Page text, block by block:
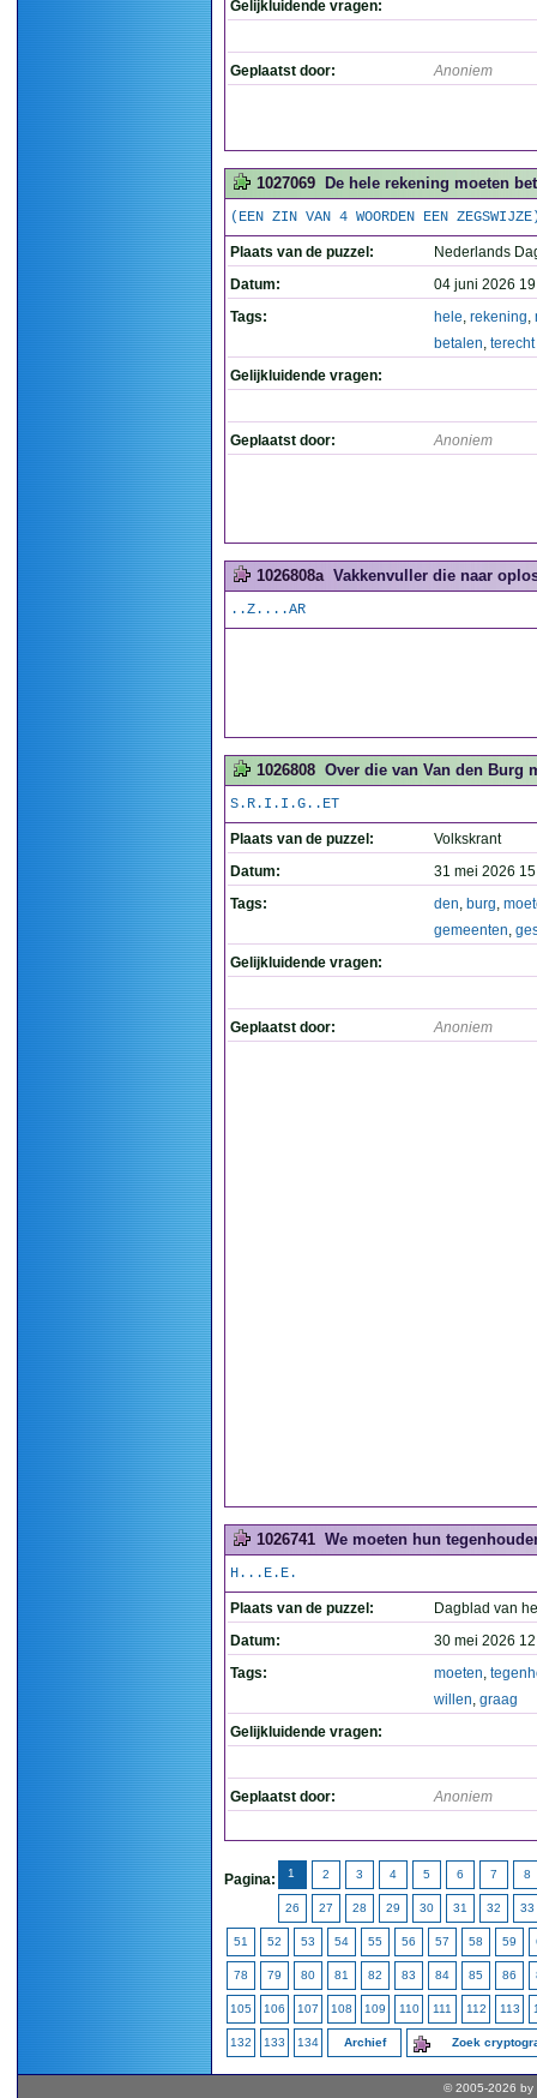
Gelijkluidende vragen:
Geplaatst door: Anoniem
1027069 De hele rekening moeten
(EEN ZIN VAN 4 WOORDEN EEN
Plaats van de puzzel:
Nederlands
Datum:
04 juni 2026
Tags:
hele, rekening,
betalen, terecht
Gelijkluidende vragen:
Geplaatst door: Anoniem
1026808a Vakkenvuller die naar
..Z....AR
1026808 Over die van Van den Burg
S.R.I.I.G..ET
Plaats van de puzzel:
Volkskrant
Datum:
31 mei 2026
Tags:
den, burg,
gemeenten,
Gelijkluidende vragen:
Geplaatst door: Anoniem
1026741 We moeten hun
H...E.E.
Plaats van de puzzel:
Dagblad van
Datum:
30 mei 2026
Tags:
moeten,
willen, graag
Gelijkluidende vragen:
Geplaatst door: Anoniem
Pagina: 1 2 3 4 5 6 7 8
26 27 28 29 30 31 32 33
51 52 53 54 55 56 57 58 59
78 79 80 81 82 83 84 85 86
105 106 107 108 109 110 111 112 113
132 133 134 Archief Zoek
© 2005-2026 by